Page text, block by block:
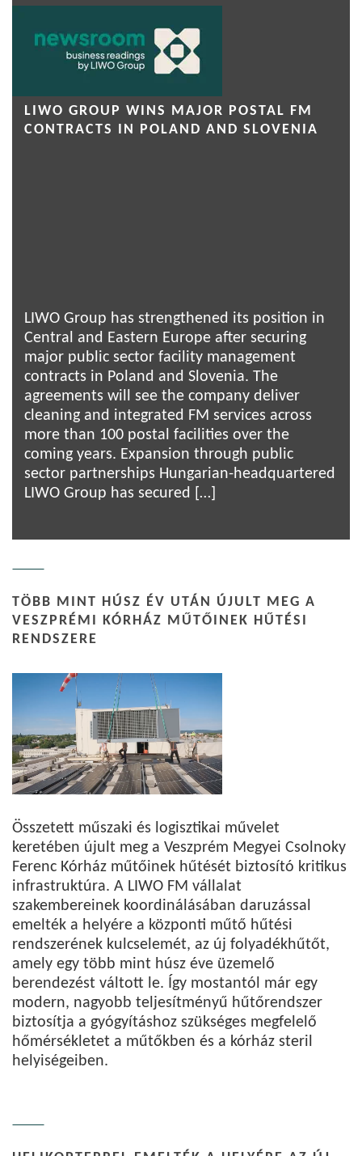
LIWO GROUP WINS MAJOR POSTAL FM
CONTRACTS IN POLAND AND SLOVENIA
LIWO Group has strengthened its position in
Central and Eastern Europe after securing
major public sector facility management
contracts in Poland and Slovenia. The
agreements will see the company deliver
cleaning and integrated FM services across
more than 100 postal facilities over the
coming years. Expansion through public
sector partnerships Hungarian-headquartered
LIWO Group has secured […]
TÖBB MINT HÚSZ ÉV UTÁN ÚJULT MEG A
VESZPRÉMI KÓRHÁZ MŰTŐINEK HŰTÉSI
RENDSZERE
Összetett műszaki és logisztikai művelet
keretében újult meg a Veszprém Megyei Csolnoky
Ferenc Kórház műtőinek hűtését biztosító kritikus
infrastruktúra. A LIWO FM vállalat
szakembereinek koordinálásában daruzással
emelték a helyére a központi műtő hűtési
rendszerének kulcselemét, az új folyadékhűtőt,
amely egy több mint húsz éve üzemelő
berendezést váltott le. Így mostantól már egy
modern, nagyobb teljesítményű hűtőrendszer
biztosítja a gyógyításhoz szükséges megfelelő
hőmérsékletet a műtőkben és a kórház steril
helyiségeiben.